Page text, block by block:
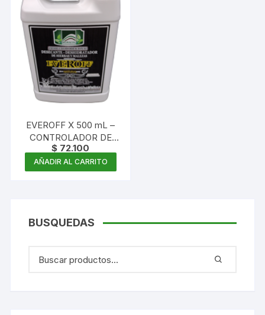
EVEROFF X 500 mL –
CONTROLADOR DE
MALEZAS
CONCENTRADO
$ 72.100
AÑADIR AL CARRITO
BUSQUEDAS